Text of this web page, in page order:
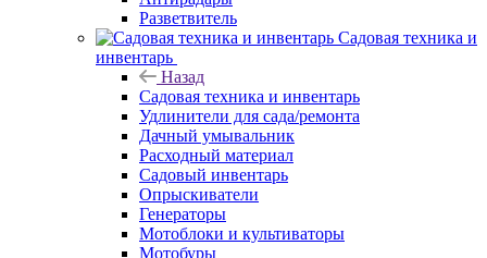
Разветвитель
Садовая техника и
инвентарь
Назад
Садовая техника и инвентарь
Удлинители для сада/ремонта
Дачный умывальник
Расходный материал
Садовый инвентарь
Опрыскиватели
Генераторы
Мотоблоки и культиваторы
Мотобуры